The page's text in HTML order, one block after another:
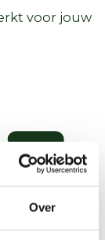
Over
voor jouw